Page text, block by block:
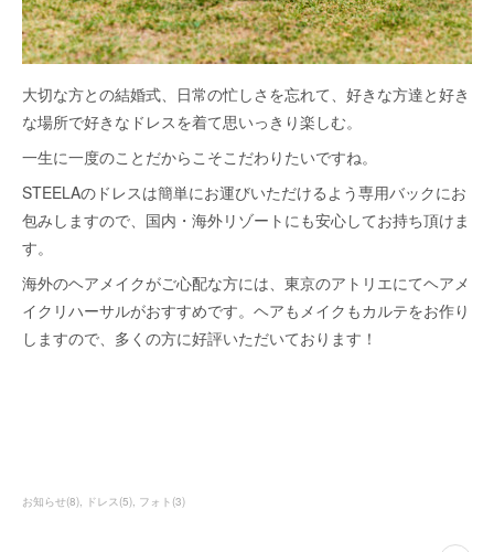
大切な方との結婚式、日常の忙しさを忘れて、好きな方達と好き
な場所で好きなドレスを着て思いっきり楽しむ。
一生に一度のことだからこそこだわりたいですね。
STEELAのドレスは簡単にお運びいただけるよう専用バックにお
包みしますので、国内・海外リゾートにも安心してお持ち頂けま
す。
海外のヘアメイクがご心配な方には、東京のアトリエにてヘアメ
イクリハーサルがおすすめです。ヘアもメイクもカルテをお作り
しますので、多くの方に好評いただいております！
お知らせ(8) ドレス(5) フォト (3)